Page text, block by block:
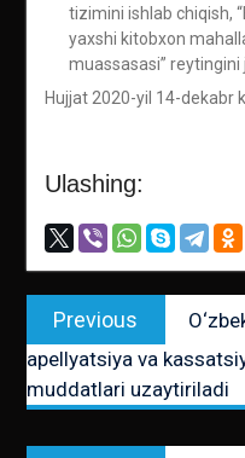
tizimini ishlab chiqish,
yaxshi kitobxon
muassasasi” reytingini
Hujjat 2020-yil 14-dekabr
Ulashing:
Post
menyusi
Previous
Previous
post:
apellyatsiya va
muddatlari uzaytiriladi